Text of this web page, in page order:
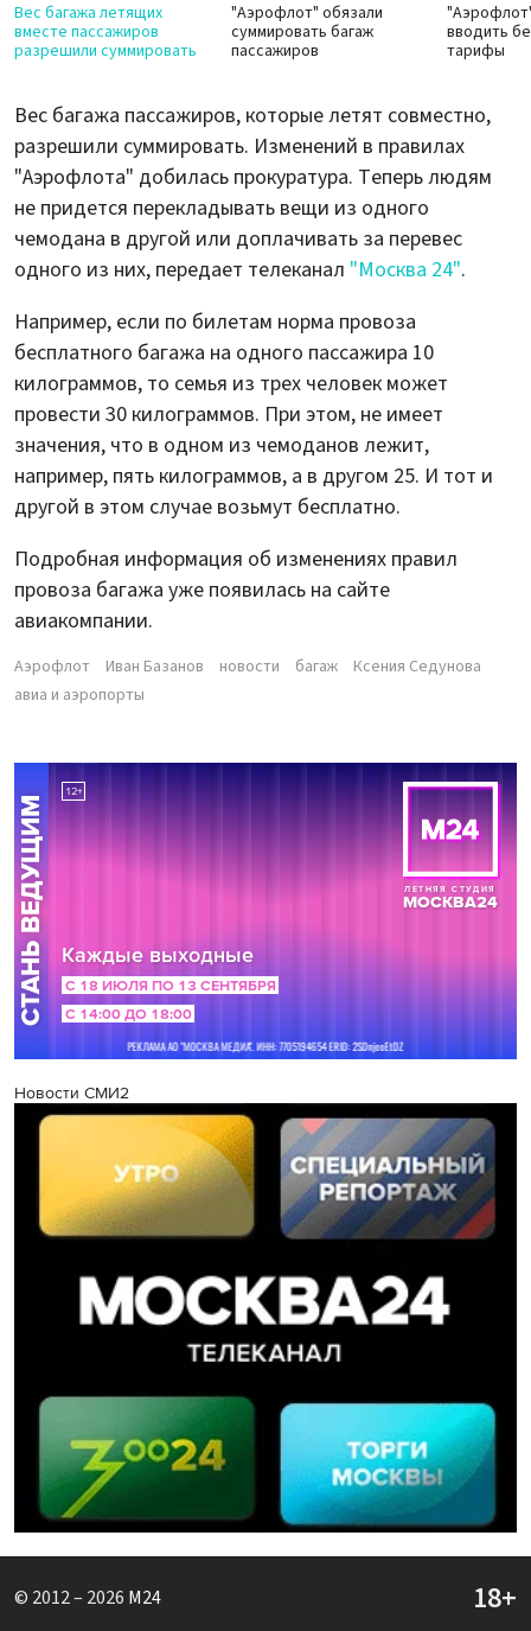
Вес багажа летящих
вместе пассажиров
разрешили суммировать
"Аэрофлот" обязали
суммировать багаж
пассажиров
вводить
тарифы
Вес багажа пассажиров, которые летят совместно,
разрешили суммировать. Изменений в правилах
"Аэрофлота" добилась прокуратура. Теперь людям
не придется перекладывать вещи из одного
чемодана в другой или доплачивать за перевес
одного из них, передает телеканал "Москва 24".
Например, если по билетам норма провоза
бесплатного багажа на одного пассажира 10
килограммов, то семья из трех человек может
провести 30 килограммов. При этом, не имеет
значения, что в одном из чемоданов лежит,
например, пять килограммов, а в другом 25. И тот и
другой в этом случае возьмут бесплатно.
Подробная информация об изменениях правил
провоза багажа уже появилась на сайте
авиакомпании.
Аэрофлот Иван Базанов новости багаж
Ксения Седунова
авиа и аэропорты
Новости СМИ2
© 2012 – 2026 M24